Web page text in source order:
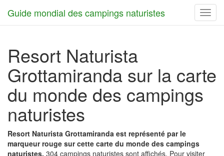
Guide mondial des campings naturistes
Resort Naturista
Grottamiranda sur la carte
du monde des campings
naturistes
Resort Naturista Grottamiranda est représenté par le
marqueur rouge sur cette carte du monde des campings
naturistes. 304 campings naturistes sont affichés. Pour visiter